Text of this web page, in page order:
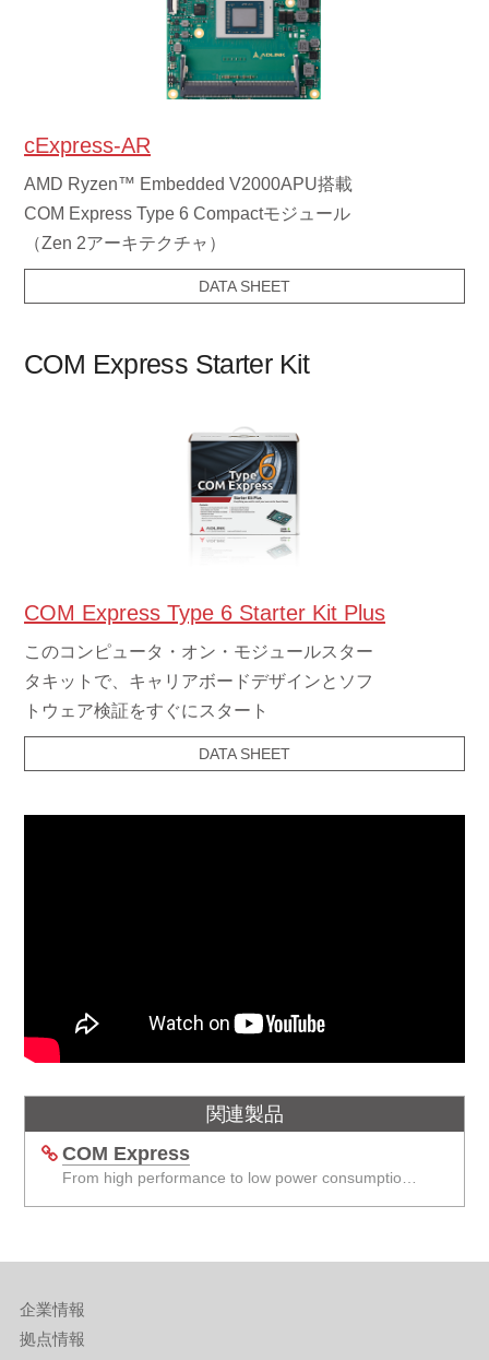
cExpress-AR
AMD Ryzen™ Embedded V2000APU搭載
COM Express Type 6 Compactモジュール
（Zen 2アーキテクチャ）
DATA SHEET
COM Express Starter Kit
COM Express Type 6 Starter Kit Plus
このコンピュータ・オン・モジュールスター
タキットで、キャリアボードデザインとソフ
トウェア検証をすぐにスタート
DATA SHEET
関連製品
COM Express
From high performance to low power consumption COM Express solutions
企業情報
拠点情報